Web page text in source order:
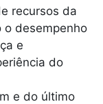
recursos da
o desempenho
e
do
e do último